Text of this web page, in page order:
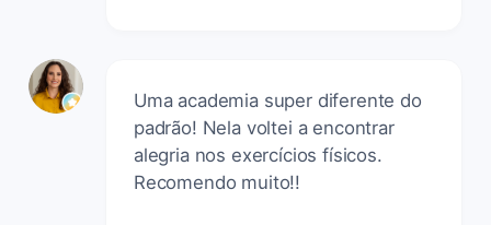
Uma academia super diferente do
padrão! Nela voltei a encontrar
alegria nos exercícios físicos.
Recomendo muito!!